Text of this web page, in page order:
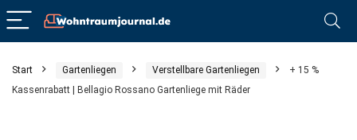
Start Gartenliegen Verstellbare Gartenliegen
+ 15 %
Kassenrabatt | Bellagio Rossano Gartenliege mit Räder